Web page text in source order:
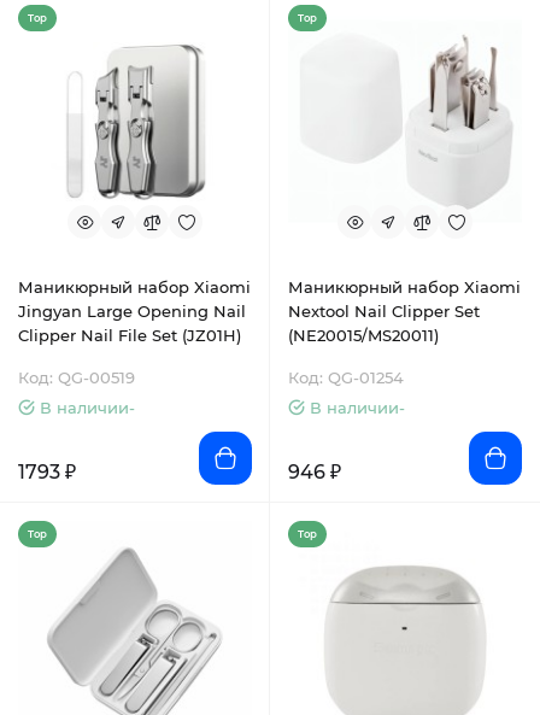
Top
Маникюрный набор Xiaomi
Jingyan Large Opening Nail
Clipper Nail File Set (JZ01H)
Код: QG-00519
В наличии-
1793 ₽
Top
Маникюрный набор Xiaomi
Nextool Nail Clipper Set
(NE20015/MS20011)
Код: QG-01254
В наличии-
946 ₽
Top Top